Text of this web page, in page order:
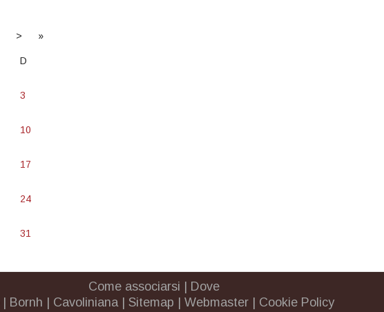
> »
D
3
10
17
24
31
Come associarsi
Dove
Bornh Cavoliniana| Sitemap Webmaster Cookie Policy